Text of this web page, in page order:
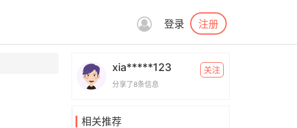
登录 注册
xia*****123
分享了8条信息
关注
相关推荐